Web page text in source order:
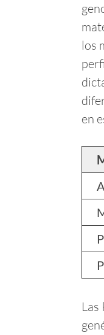
los
en
Las